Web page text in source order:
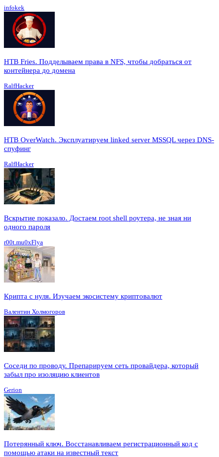
infokek
HTB Fries. Подделываем права в NFS, чтобы добраться от
контейнера до домена
RalfHacker
HTB OverWatch. Эксплуатируем linked server MSSQL через DNS-
спуфинг
RalfHacker
Вскрытие показало. Достаем root shell роутера, не зная ни
одного пароля
r00t.mu0xFlya
Крипта с нуля. Изучаем экосистему криптовалют
Валентин Холмогоров
Соседи по проводу. Препарируем сеть провайдера, который
забыл про изоляцию клиентов
Gerion
Потерянный ключ. Восстанавливаем регистрационный код с
помощью атаки на известный текст